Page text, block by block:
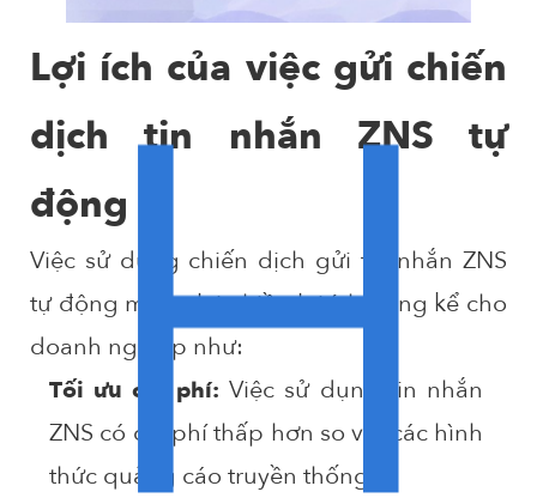
Lợi ích của việc gửi chiến
dịch tin nhắn ZNS tự
động
Việc sử dụng chiến dịch gửi tin nhắn ZNS
tự động mang lại nhiều lợi ích đáng kể cho
doanh nghiệp như:
Tối ưu chi phí:Việc sử dụng tin nhắn
ZNS có chi phí thấp hơn so với các hình
thức quảng cáo truyền thống.
H